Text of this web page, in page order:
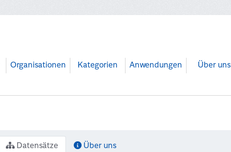
Organisationen Kategorien Anwendungen Über uns
Datensätze Über uns